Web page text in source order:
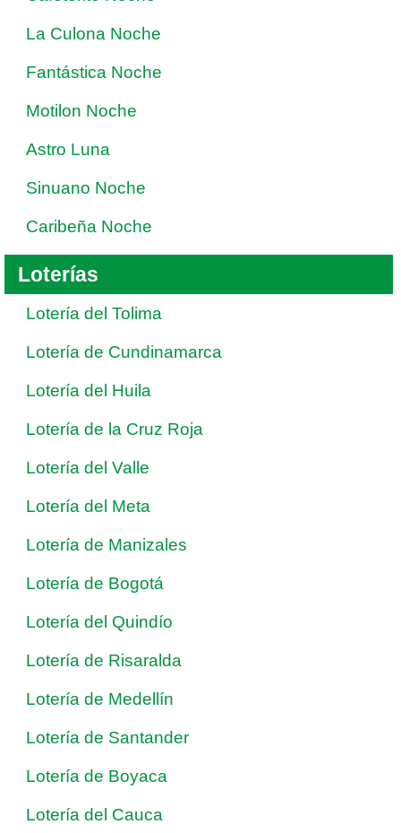
La Culona Noche
Fantástica Noche
Motilon Noche
Astro Luna
Sinuano Noche
Caribeña Noche
Loterías
Lotería del Tolima
Lotería de Cundinamarca
Lotería del Huila
Lotería de la Cruz Roja
Lotería del Valle
Lotería del Meta
Lotería de Manizales
Lotería de Bogotá
Lotería del Quindío
Lotería de Risaralda
Lotería de Medellín
Lotería de Santander
Lotería de Boyaca
Lotería del Cauca